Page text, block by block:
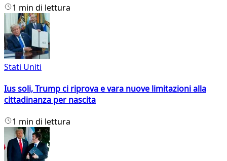
1 min di lettura
Stati Uniti
Ius soli, Trump ci riprova e vara nuove limitazioni alla
cittadinanza per nascita
1 min di lettura